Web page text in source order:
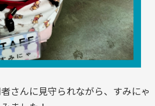
さんに見守られながら、すみにゃ